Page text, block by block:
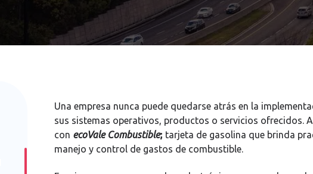
Una empresa nunca puede quedarse atrás en la
sus sistemas operativos, productos o servicios ofrecidos.
con ecoVale Combustible; tarjeta de gasolina que brinda
manejo y control de gastos de combustible.